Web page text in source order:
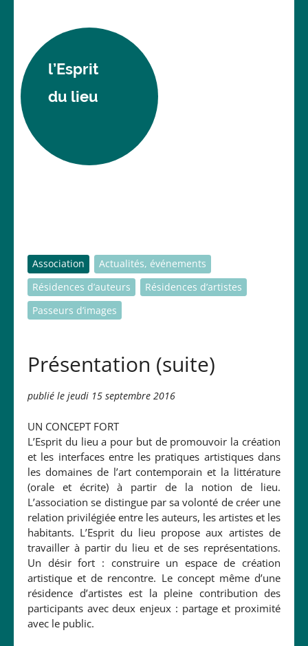
l’Esprit
du lieu
Association
Actualités, événements
Résidences d’auteurs
Résidences d’artistes
Passeurs d’images
Présentation (suite)
publié le jeudi 15 septembre 2016
UN CONCEPT FORT
L’Esprit du lieu a pour but de promouvoir la création
et les interfaces entre les pratiques artistiques dans
les domaines de l’art contemporain et la littérature
(orale et écrite) à partir de la notion de lieu.
L’association se distingue par sa volonté de créer une
relation privilégiée entre les auteurs, les artistes et les
habitants. L’Esprit du lieu propose aux artistes de
travailler à partir du lieu et de ses représentations.
Un désir fort : construire un espace de création
artistique et de rencontre. Le concept même d’une
résidence d’artistes est la pleine contribution des
participants avec deux enjeux : partage et proximité
avec le public.